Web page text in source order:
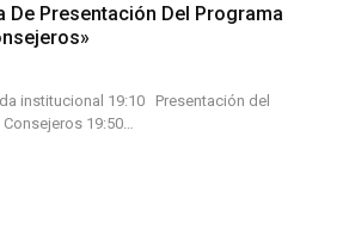
De Presentación Del Programa
institucional 19:10 Presentación del
19:50…